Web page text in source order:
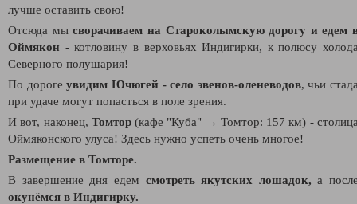
лучше оставить свою!
Отсюда мысворачиваем на Староколымскую дорогу и едем
Оймякон -котловину в верховьях Индигирки, к полюсу
Северного полушария!
По дорогеувидим Ючюгей - село эвенов-оленеводов, чьи
при удаче могут попасться в поле зрения.
И вот, наконец, Томтор(кафе "Куба" → Томтор: 157 км) -
Оймяконского улуса! Здесь нужно успеть очень многое!
Размещение в Томторе.
В завершение дня едем смотреть якутских лошадок,а
окунёмся в Индигирку.